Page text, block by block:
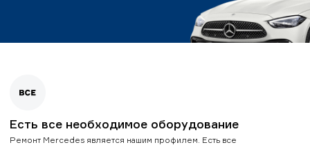
Есть все необходимое оборудование
Ремонт Mercedes является нашим профилем. Есть все